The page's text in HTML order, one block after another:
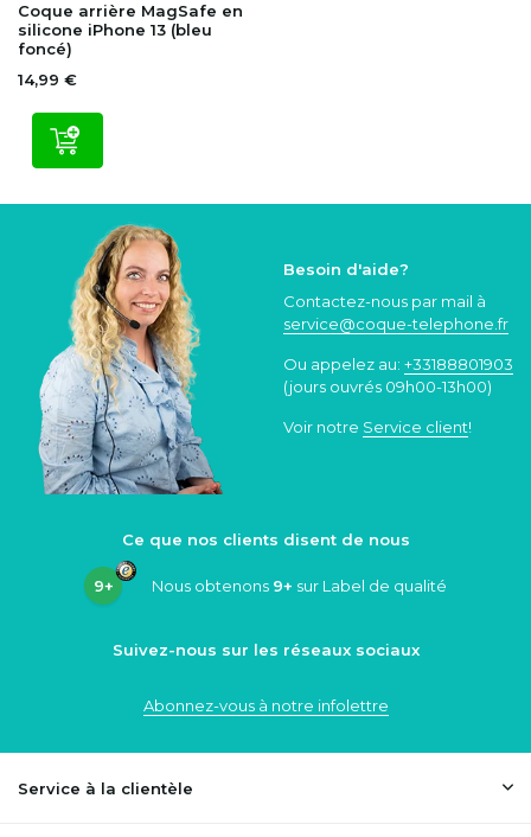
Coque arrière MagSafe en
silicone iPhone 13 (bleu
foncé)
14,99 €
Besoin d'aide?
Contactez-nous par mail à
service@coque-telephone.fr
Ou appelez au: +33188801903
(jours ouvrés 09h00-13h00)
Voir notre Service client!
Ce que nos clients disent de nous
9+ Nous obtenons 9+ sur Label de qualité
Suivez-nous sur les réseaux sociaux
Abonnez-vous à notre infolettre
Service à la clientèle